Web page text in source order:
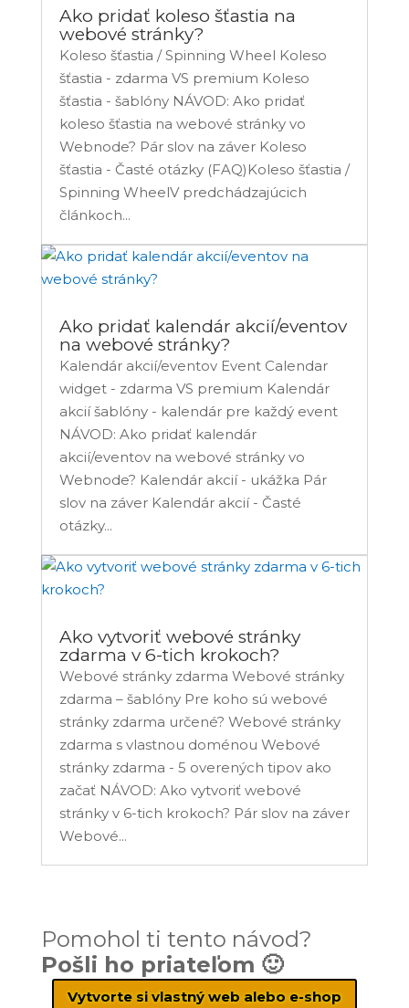
Ako pridať koleso šťastia na
webové stránky?
Koleso šťastia / Spinning Wheel Koleso
šťastia - zdarma VS premium Koleso
šťastia - šablóny NÁVOD: Ako pridať
koleso šťastia na webové stránky vo
Webnode? Pár slov na záver Koleso
šťastia - Časté otázky (FAQ)Koleso šťastia /
Spinning WheelV predchádzajúcich
článkoch...
Ako pridať kalendár akcií/eventov
na webové stránky?
Kalendár akcií/eventov Event Calendar
widget - zdarma VS premium Kalendár
akcií šablóny - kalendár pre každý event
NÁVOD: Ako pridať kalendár
akcií/eventov na webové stránky vo
Webnode? Kalendár akcií - ukážka Pár
slov na záver Kalendár akcií - Časté
otázky...
Ako vytvoriť webové stránky
zdarma v 6-tich krokoch?
Webové stránky zdarma Webové stránky
zdarma – šablóny Pre koho sú webové
stránky zdarma určené? Webové stránky
zdarma s vlastnou doménou Webové
stránky zdarma - 5 overených tipov ako
začať NÁVOD: Ako vytvoriť webové
stránky v 6-tich krokoch? Pár slov na záver
Webové...
Pomohol ti tento návod?
Pošli ho priateľom 🙂
Vytvorte si vlastný web alebo e-shop